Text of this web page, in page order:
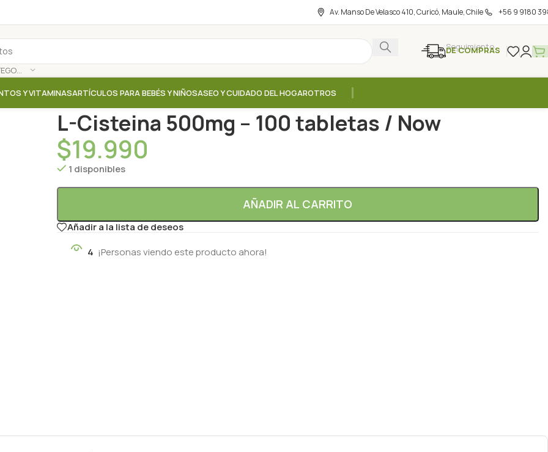
Av. Manso De Velasco 410, Curicó, Maule, Chile +56 9 9180
SELECCIONAR CATEGORÍA
Seguimiento
DE COMPRAS
Y VITAMINASARTÍCULOS PARA BEBÉS Y NIÑOSASEO Y CUIDADO DEL HOGAROTROS
L-Cisteina 500mg – 100 tabletas / Now
$19.990
1 disponibles
AÑADIR AL CARRITO
Añadir a la lista de deseos
4 ¡Personas viendo este producto ahora!